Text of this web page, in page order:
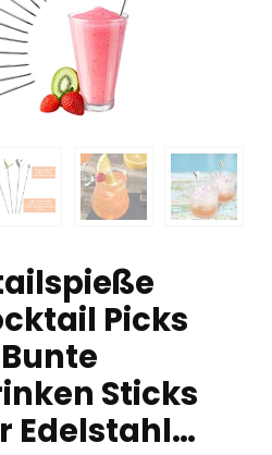
Picks
Sticks
Edelstahl…